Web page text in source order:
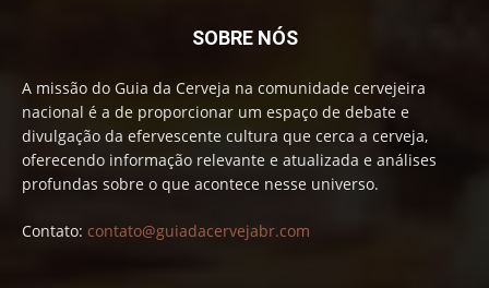
SOBRE NÓS
A missão do Guia da Cerveja na comunidade cervejeira
nacional é a de proporcionar um espaço de debate e
divulgação da efervescente cultura que cerca a cerveja,
oferecendo informação relevante e atualizada e análises
profundas sobre o que acontece nesse universo.
Contato: contato@guiadacervejabr.com